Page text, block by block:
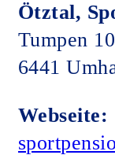
Ötztal,
Tumpen
6441
Webseite: